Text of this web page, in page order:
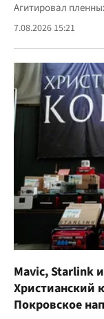
Агитировал
7.08.2026 15:21
Mavic, Starlink
Христианский
Покровское